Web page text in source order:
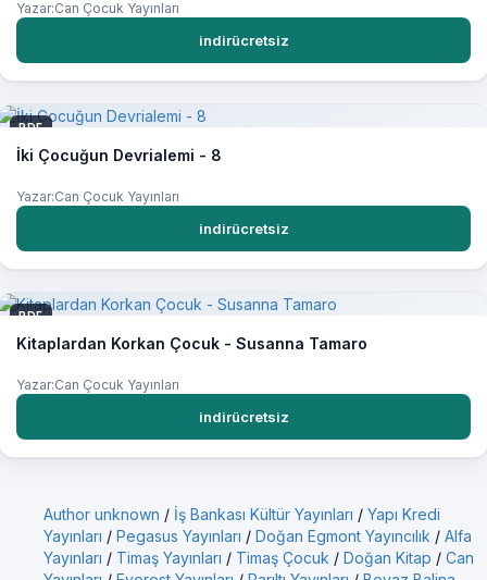
Yazar:Can Çocuk Yayınları
indirücretsiz
PDF
İki Çocuğun Devrialemi - 8
Yazar:Can Çocuk Yayınları
indirücretsiz
PDF
Kitaplardan Korkan Çocuk - Susanna Tamaro
Yazar:Can Çocuk Yayınları
indirücretsiz
Author unknown / İş Bankası Kültür Yayınları / Yapı Kredi
Yayınları / Pegasus Yayınları / Doğan Egmont Yayıncılık / Alfa
Yayınları / Timaş Yayınları / Timaş Çocuk / Doğan Kitap / Can